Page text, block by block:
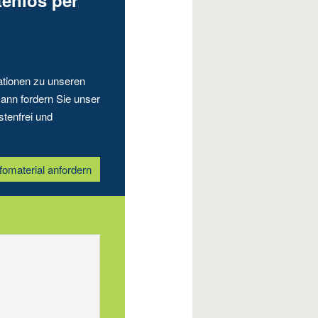
zu unseren
fordern Sie unser
und
anfordern